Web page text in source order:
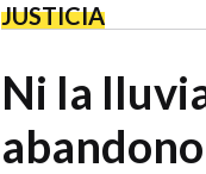
JUSTICIA
Ni la
abandono